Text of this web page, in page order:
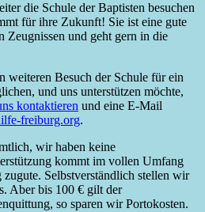
die Schule der Baptisten besuchen
für ihre Zukunft! Sie ist eine gute
Zeugnissen und geht gern in die
weiteren Besuch der Schule für ein
und uns unterstützen möchte,
kontaktieren und eine E-Mail
freiburg.org.
wir haben keine
kommt im vollen Umfang
Selbstverständlich stellen wir
Aber bis 100 € gilt der
so sparen wir Portokosten.